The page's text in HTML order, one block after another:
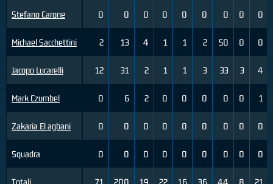
Stefano Carone
Michael Sacchettini
Jacopo Lucarelli
Mark Czumbel
Zakaria El agbani
Squadra
0 0 0 0 0 0 0 0 0
2 13 4 1 1 2 50 0 0
12 31 2 1 1 3 33 3 4
0 6 2 0 0 0 0 0 1
0 0 0 0 0 0 0 0 0
0 0 0 0 0 0 0 0 0